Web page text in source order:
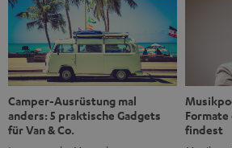
1956 begleitet das Magazin
Pop, kleine Schwärmereien und große
Jubiläum werfen wir einen Blick
Jugendmarke: Wie die BRAVO ihren
Camper-Ausrüstung mal
anders: 5 praktische Gadgets
für Van & Co.
findest